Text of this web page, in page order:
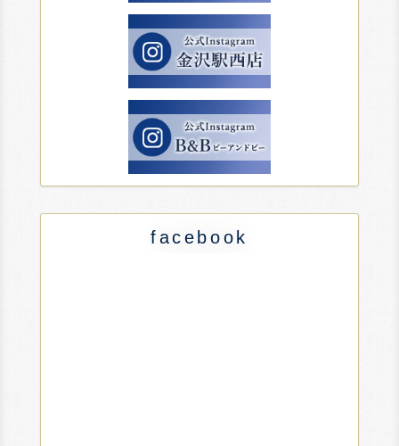
facebook